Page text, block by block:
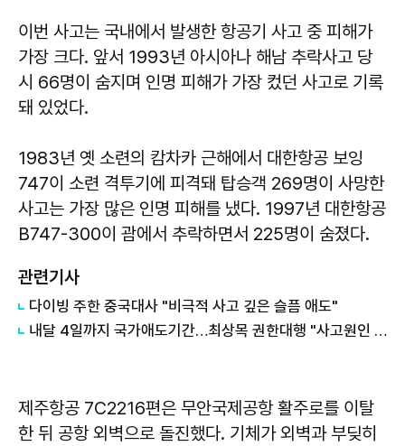
이번 사고는 국내에서 발생한 항공기 사고 중 피해가
가장 크다. 앞서 1993년 아시아나 해남 추락사고 당
시 66명이 숨지며 인명 피해가 가장 컸던 사고로 기록
돼 있었다.
1983년 옛 소련의 캄차카 근해에서 대한항공 보잉
747이 소련 격투기에 피격돼 탑승객 269명이 사망한
사고는 가장 많은 인명 피해를 냈다. 1997년 대한항공
B747-300이 괌에서 추락하면서 225명이 숨졌다.
관련기사
다이빙 주한 중국대사 "비극적 사고 깊은 슬픔 애도"
내달 4일까지 국가애도기간…최상목 권한대행 "사고원인 철저 조사"
제주항공 7C2216편은 무안국제공항 활주로를 이탈
한 뒤 공항 외벽으로 돌진했다. 기체가 외벽과 부딪히